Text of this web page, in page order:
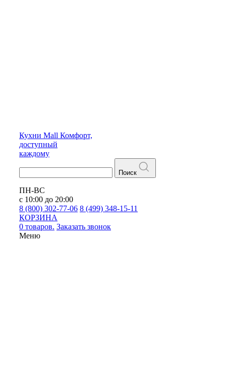
Кухни Mall Комфорт,
доступный
каждому
Поиск
ПН-ВС
с 10:00 до 20:00
8 (800) 302-77-06 8 (499) 348-15-11
КОРЗИНА
0 товаров. Заказать звонок
Меню